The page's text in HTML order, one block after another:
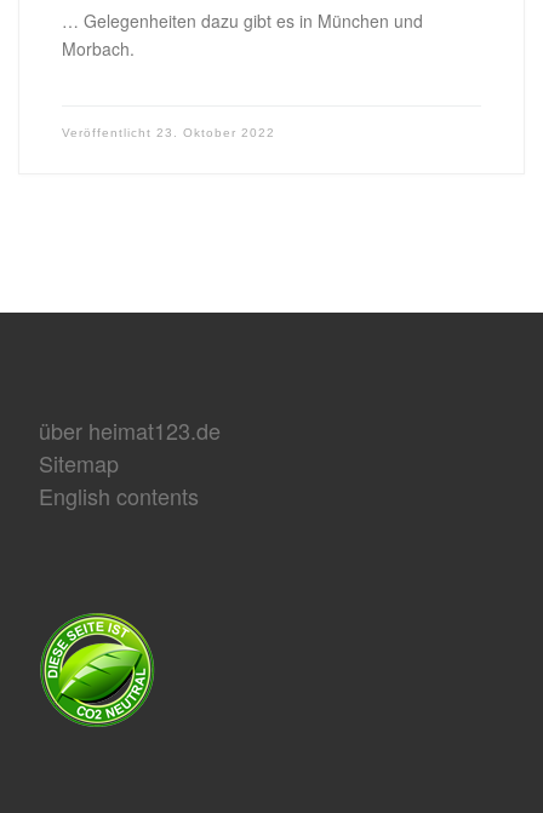
… Gelegenheiten dazu gibt es in München und
Morbach.
Veröffentlicht 23. Oktober 2022
über heimat123.de
Sitemap
English contents